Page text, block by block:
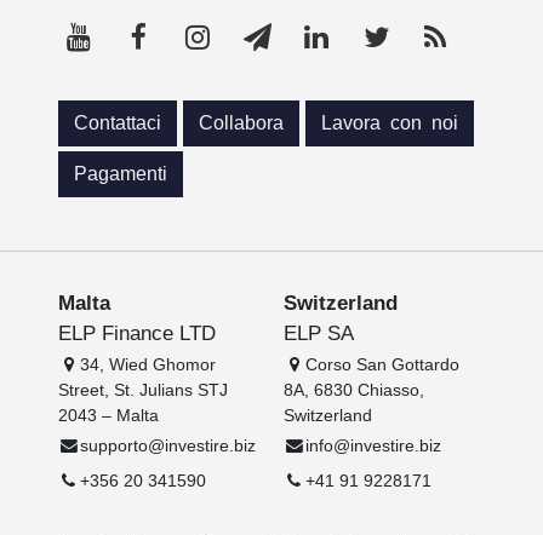
Contattaci Collabora Lavora con noi
Pagamenti
Malta
ELP Finance LTD
34, Wied Ghomor
Street, St. Julians STJ
2043 – Malta
supporto@investire.biz
+356 20 341590
Switzerland
ELP SA
Corso San Gottardo
8A, 6830 Chiasso,
Switzerland
info@investire.biz
+41 91 9228171